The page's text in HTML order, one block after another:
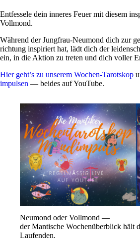
Ent­fes­sele dein inneres Feuer mit diesem
Vollmond.
Wäh­rend der Jung­frau-Neu­mond dich zur
rich­tung inspi­riert hat, lädt dich der
ein, in die Aktion zu treten und dich voller
Hier geht’s zu unserem Wochen-Tarot­skop
im­pulsen — beides auf YouTube.
Neu­mond oder Voll­mond —
der Man­ti­sche Wochen­über­blick hält
Laufenden.